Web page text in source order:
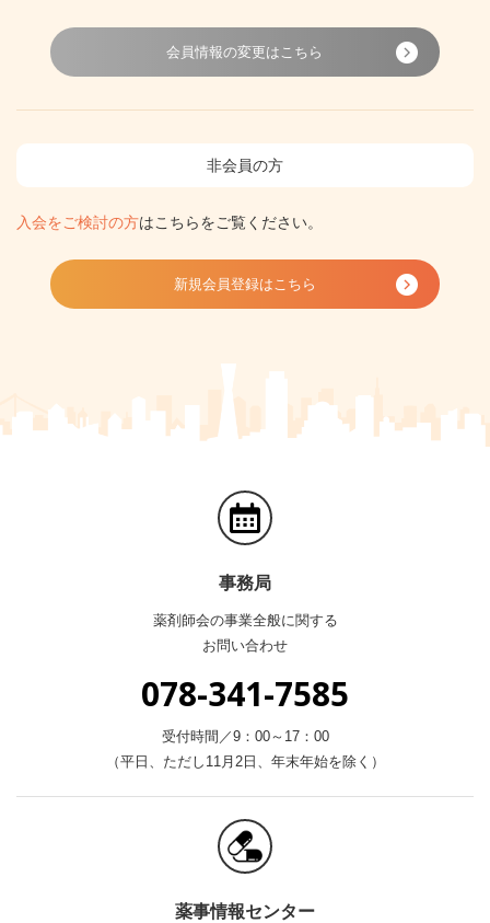
会員情報の変更はこちら
非会員の方
入会をご検討の方はこちらをご覧ください。
新規会員登録はこちら
事務局
薬剤師会の事業全般に関する
お問い合わせ
078-341-7585
受付時間／9：00～17：00
（平日、ただし11月2日、年末年始を除く）
薬事情報センター